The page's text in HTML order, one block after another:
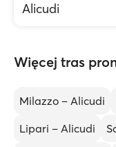
Alicudi
Więcej tras
Milazzo – Alicudi
Lipari – Alicudi